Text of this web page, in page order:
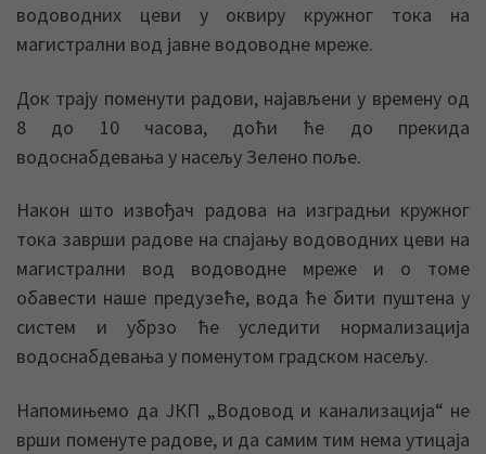
водоводних цеви у оквиру кружног тока на
магистрални вод јавне водоводне мреже.
Док трају поменути радови, најављени у времену од
8 до 10 часова, доћи ће до прекида
водоснабдевања у насељу Зелено поље.
Након што извођач радова на изградњи кружног
тока заврши радове на спајању водоводних цеви на
магистрални вод водоводне мреже и о томе
обавести наше предузеће, вода ће бити пуштена у
систем и убрзо ће уследити нормализација
водоснабдевања у поменутом градском насељу.
Напомињемо да ЈКП „Водовод и канализација“ не
врши поменуте радове, и да самим тим нема утицаја